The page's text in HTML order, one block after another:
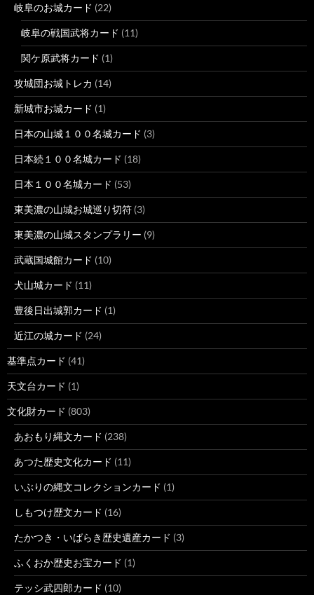
岐阜のお城カード (22)
岐阜の戦国武将カード (11)
関ケ原武将カード (1)
攻城団お城トレカ (14)
新城市お城カード (1)
日本の山城１００名城カード (3)
日本続１００名城カード (18)
日本１００名城カード (53)
東美濃の山城お城巡り切符 (3)
東美濃の山城スタンプラリー (9)
武蔵国城館カード (10)
犬山城カード (11)
豊後日出城郭カード (1)
近江の城カード (24)
基準点カード (41)
天文台カード (1)
文化財カード (803)
あおもり縄文カード (238)
あつた歴史文化カード (11)
いぶりの縄文コレクションカード (1)
しもつけ歴文カード (16)
たかつき・いばらき歴史遺産カード (3)
ふくおか歴史お宝カード (1)
テッシ武四郎カード (10)